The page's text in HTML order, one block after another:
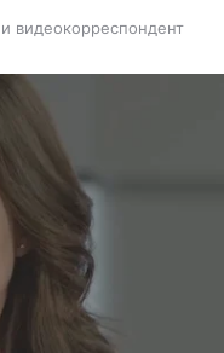
видеокорреспондент